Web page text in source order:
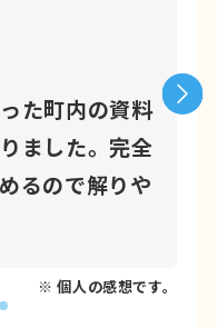
た町内の資料
ました。完全
るので解りや
※ 個人の感想です。